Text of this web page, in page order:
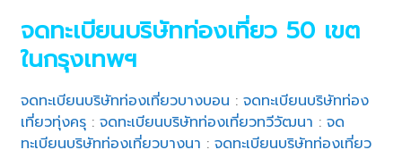
จดทะเบียนบริษัทท่องเที่ยว 50 เขต
ในกรุงเทพฯ
จดทะเบียนบริษัทท่องเที่ยวบางบอน :จดทะเบียนบริษัทท่อง
เที่ยวทุ่งครุ :จดทะเบียนบริษัทท่องเที่ยวทวีวัฒนา :จด
ทะเบียนบริษัทท่องเที่ยวบางนา :จดทะเบียนบริษัทท่องเที่ยว